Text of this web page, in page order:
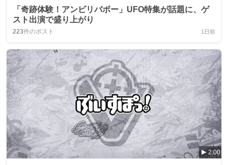
「奇跡体験！アンビリバボー」UFO特集が話題に、ゲ
スト出演で盛り上がり
223件のポスト 1日前
2:00